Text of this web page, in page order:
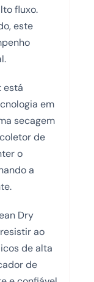
fluxo.
este
está
em
secagem
de
o
a
Dry
ao
de alta
de